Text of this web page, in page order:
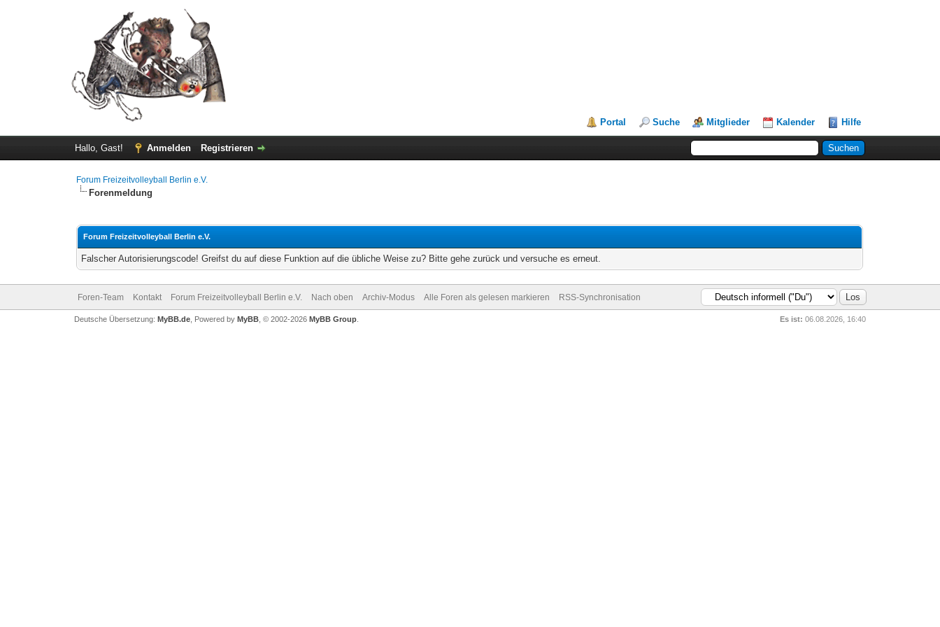
Portal Suche Mitglieder Kalender Hilfe
Hallo, Gast! Anmelden Registrieren
Forum Freizeitvolleyball Berlin e.V.
Forenmeldung
Forum Freizeitvolleyball Berlin e.V.
Falscher Autorisierungscode! Greifst du auf diese Funktion auf die übliche Weise zu? Bitte gehe zurück und versuche es erneut.
Foren-Team Kontakt Forum Freizeitvolleyball Berlin e.V. Nach oben Archiv-Modus Alle Foren als gelesen markieren RSS-Synchronisation
Es ist: 06.08.2026, 16:40
Deutsche Übersetzung: MyBB.de, Powered by MyBB, © 2002-2026 MyBB Group.